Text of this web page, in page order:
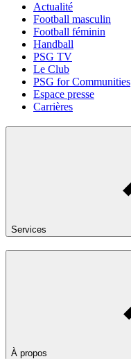
Actualité
Football masculin
Football féminin
Handball
PSG TV
Le Club
PSG for Communities
Espace presse
Carrières
Services
À propos